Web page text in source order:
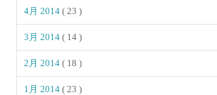
4月 2014( 23 )
3月 2014( 14 )
2月 2014( 18 )
1月 2014( 23 )